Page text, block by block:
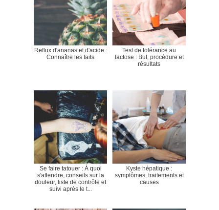
Reflux d'ananas et d'acide :
Connaître les faits
Test de tolérance au
lactose : But, procédure et
résultats
Se faire tatouer : À quoi
s'attendre, conseils sur la
douleur, liste de contrôle et
suivi après le t...
Kyste hépatique :
symptômes, traitements et
causes